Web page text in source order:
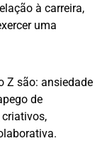
à carreira,
uma
Z são: ansiedade
de